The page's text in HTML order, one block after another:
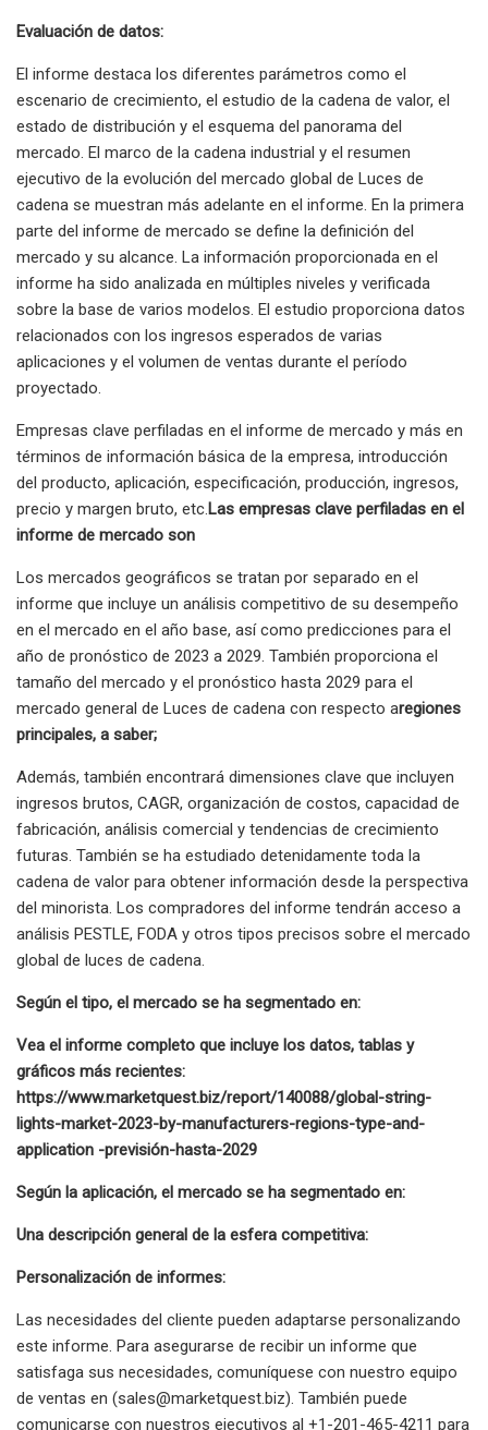
Evaluación de datos:
El informe destaca los diferentes parámetros como el
escenario de crecimiento, el estudio de la cadena de valor, el
estado de distribución y el esquema del panorama del
mercado. El marco de la cadena industrial y el resumen
ejecutivo de la evolución del mercado global de Luces de
cadena se muestran más adelante en el informe. En la primera
parte del informe de mercado se define la definición del
mercado y su alcance. La información proporcionada en el
informe ha sido analizada en múltiples niveles y verificada
sobre la base de varios modelos. El estudio proporciona datos
relacionados con los ingresos esperados de varias
aplicaciones y el volumen de ventas durante el período
proyectado.
Empresas clave perfiladas en el informe de mercado y más en
términos de información básica de la empresa, introducción
del producto, aplicación, especificación, producción, ingresos,
precio y margen bruto, etc.Las empresas clave perfiladas en el
informe de mercado son
Los mercados geográficos se tratan por separado en el
informe que incluye un análisis competitivo de su desempeño
en el mercado en el año base, así como predicciones para el
año de pronóstico de 2023 a 2029. También proporciona el
tamaño del mercado y el pronóstico hasta 2029 para el
mercado general de Luces de cadena con respecto aregiones
principales, a saber;
Además, también encontrará dimensiones clave que incluyen
ingresos brutos, CAGR, organización de costos, capacidad de
fabricación, análisis comercial y tendencias de crecimiento
futuras. También se ha estudiado detenidamente toda la
cadena de valor para obtener información desde la perspectiva
del minorista. Los compradores del informe tendrán acceso a
análisis PESTLE, FODA y otros tipos precisos sobre el mercado
global de luces de cadena.
Según el tipo, el mercado se ha segmentado en:
Vea el informe completo que incluye los datos, tablas y
gráficos más recientes:
https://www.marketquest.biz/report/140088/global-string-
lights-market-2023-by-manufacturers-regions-type-and-
application -previsión-hasta-2029
Según la aplicación, el mercado se ha segmentado en:
Una descripción general de la esfera competitiva:
Personalización de informes:
Las necesidades del cliente pueden adaptarse personalizando
este informe. Para asegurarse de recibir un informe que
satisfaga sus necesidades, comuníquese con nuestro equipo
de ventas en (sales@marketquest.biz). También puede
comunicarse con nuestros ejecutivos al +1-201-465-4211 para